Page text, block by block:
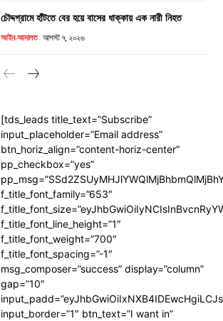
চৌদ্দগ্রামে হাঁটতে বের হয়ে বাসের ধাক্কায় এক নারী নিহত
আইন-আদালত আগস্ট ৭, ২০২৬
[tds_leads title_text=”Subscribe”
input_placeholder=”Email address”
btn_horiz_align=”content-horiz-center”
pp_checkbox=”yes”
f_title_font_family=”653″
f_title_font_line_height=”1″
f_title_font_weight=”700″
f_title_font_spacing=”-1″
msg_composer=”success” display=”column”
gap=”10″
input_border=”1″ btn_text=”I want in”